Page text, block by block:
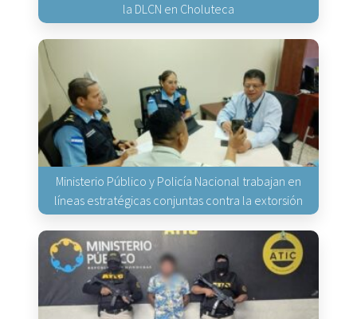
la DLCN en Choluteca
Ministerio Público y Policía Nacional trabajan en
líneas estratégicas conjuntas contra la extorsión